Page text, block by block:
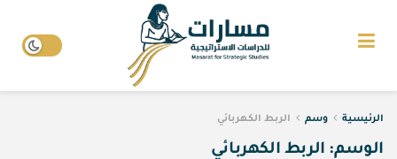
الرئيسية وسم الربط الكهربائي
الوسم: الربط الكهربائي